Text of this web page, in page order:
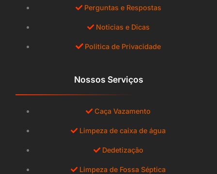
Perguntas e Respostas
Noticias e Dicas
Politica de Privacidade
Nossos Serviços
Caça Vazamento
Limpeza de caixa de água
Dedetização
Limpeza de Fossa Séptica